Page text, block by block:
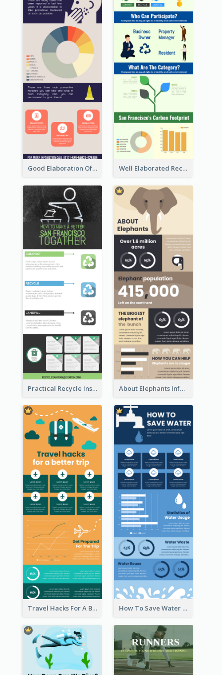
Good Elaboration Of Cancer Cases Infographic Design Template Well Elaborated Recycling Illustration Tips Design Infographic
Practical Recycle Instruction Infographic Design Ideas About Elephants Infographic
Travel Hacks For A Better Trip Infographic How To Save Water Infographic